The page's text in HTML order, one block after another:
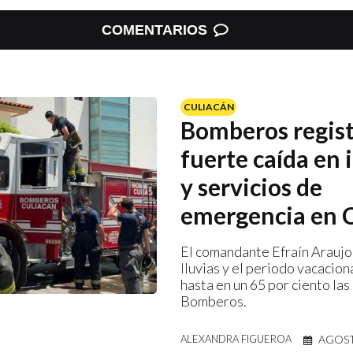
COMENTARIOS
CULIACÁN
Bomberos
fuerte caída en
y servicios de
emergencia en
El comandante Efraín
lluvias y el periodo
hasta en un 65 por ciento
Bomberos.
ALEXANDRA FIGUEROA